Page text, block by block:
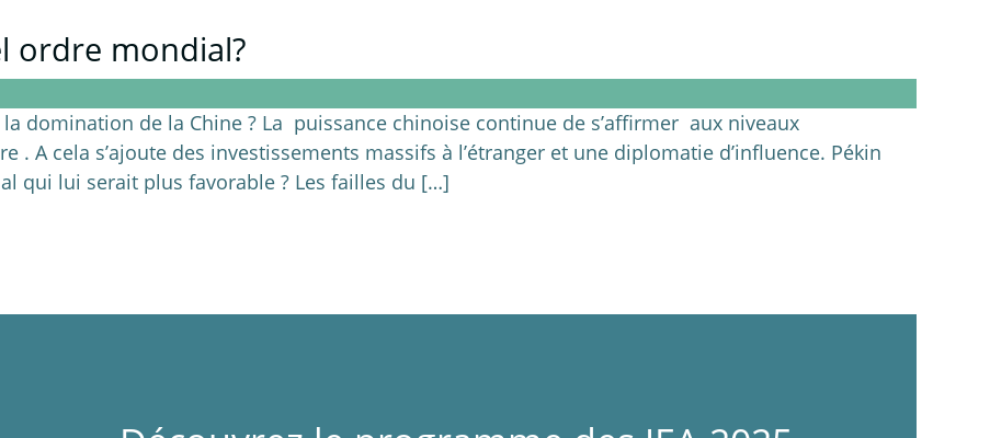
ordre mondial?
domination de la Chine ? La puissance chinoise continue de s’affirmer aux niveaux
A cela s’ajoute des investissements massifs à l’étranger et une diplomatie d’influence. Pékin
qui lui serait plus favorable ? Les failles du […]